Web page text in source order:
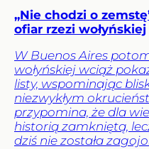
„Nie chodzi o
ofiar rzezi wołyńskiej
W Buenos Aires
wołyńskiej wciąż
listy, wspominając
niezwykłym
przypomina, że dla
historią zamkniętą,
dziś nie została